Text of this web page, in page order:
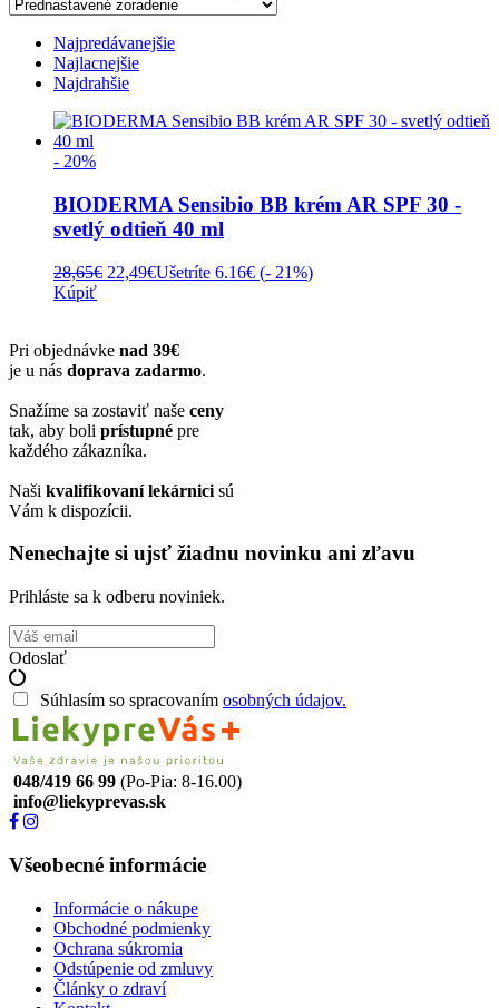
Najpredávanejšie
Najlacnejšie
Najdrahšie
- 20%
BIODERMA Sensibio BB krém AR SPF 30 -
svetlý odtieň 40 ml
28,65€ Pôvodná
22,49€Aktuálna
Ušetríte 6.16€ (- 21%)
Kúpiť
Pri objednávke nad 39€
je u nás doprava zadarmo.
Snažíme sa zostaviť naše ceny
tak, aby boli prístupné pre
každého zákazníka.
Naši kvalifikovaní lekárnici sú
Vám k dispozícii.
Nenechajte si ujsť žiadnu novinku ani zľavu
Prihláste sa k odberu noviniek.
Odoslať
Súhlasím so spracovaním osobných údajov.
048/419 66 99 (Po-Pia: 8-16.00)
info@liekyprevas.sk
Všeobecné informácie
Informácie o nákupe
Obchodné podmienky
Ochrana súkromia
Odstúpenie od zmluvy
Články o zdraví